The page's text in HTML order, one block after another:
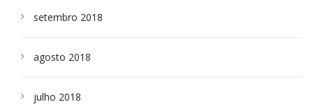
setembro 2018
agosto 2018
julho 2018